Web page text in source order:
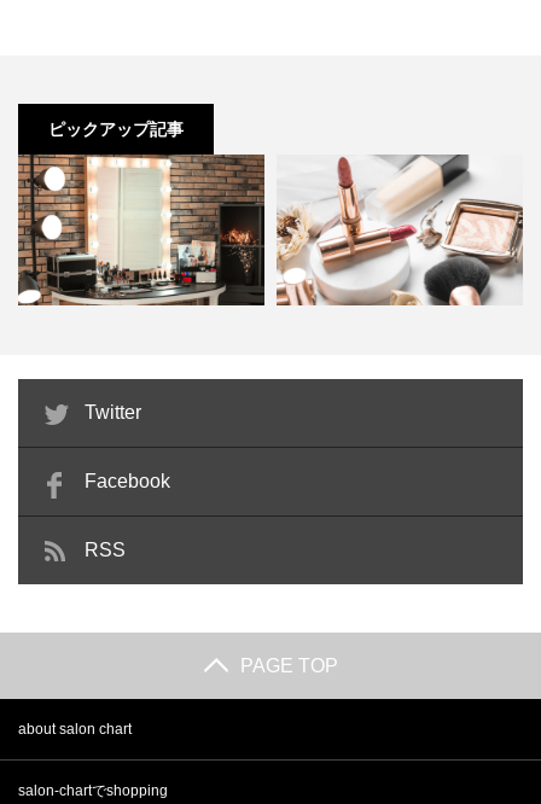
ピックアップ記事
メイクサロンとは？主な施術メニ
ューと美容師免許が必要な理…
Twitter
Facebook
RSS
PAGE TOP
about salon chart
salon-chartでshopping